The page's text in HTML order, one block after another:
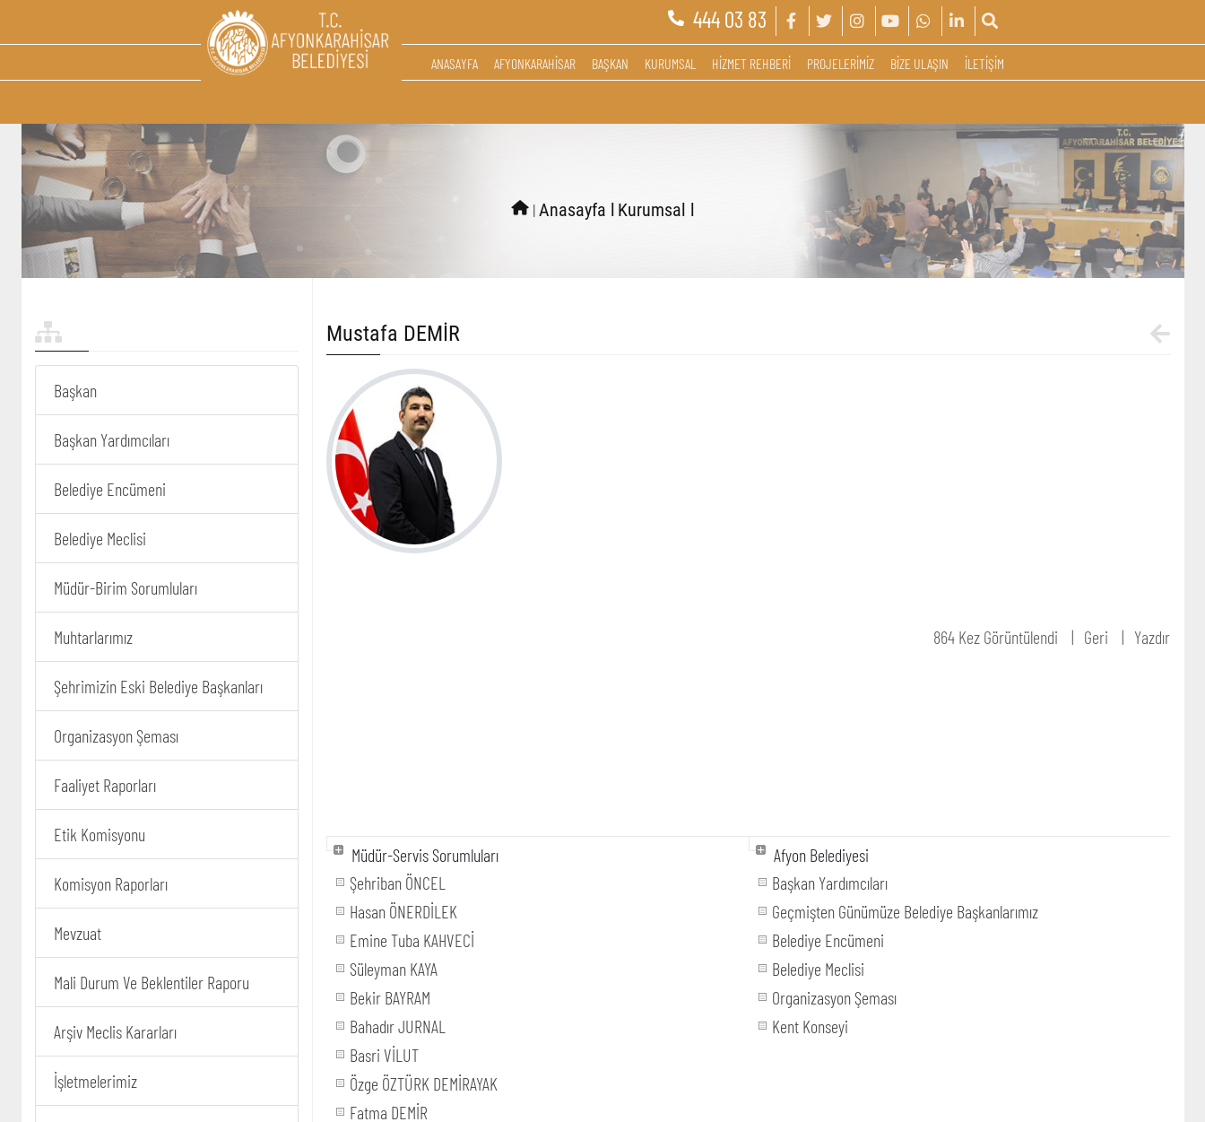
444 03 83
ANASAYFA AFYONKARAHİSAR BAŞKAN KURUMSAL HİZMET REHBERİ PROJELERİMİZ BİZE ULAŞIN İLETİŞİM
lAnasayfa l Kurumsal l
Başkan
Başkan Yardımcıları
Belediye Encümeni
Belediye Meclisi
Müdür-Birim Sorumluları
Muhtarlarımız
Şehrimizin Eski Belediye Başkanları
Organizasyon Şeması
Faaliyet Raporları
Etik Komisyonu
Komisyon Raporları
Mevzuat
Mali Durum Ve Beklentiler Raporu
Arşiv Meclis Kararları
İşletmelerimiz
Mustafa DEMİR
864 Kez Görüntülendi Geri Yazdır
Müdür-Servis Sorumluları
Şehriban ÖNCEL
Hasan ÖNERDİLEK
Emine Tuba KAHVECİ
Süleyman KAYA
Bekir BAYRAM
Bahadır JURNAL
Basri VİLUT
Özge ÖZTÜRK DEMİRAYAK
Fatma DEMİR
Afyon Belediyesi
Başkan Yardımcıları
Geçmişten Günümüze Belediye Başkanlarımız
Belediye Encümeni
Belediye Meclisi
Organizasyon Şeması
Kent Konseyi